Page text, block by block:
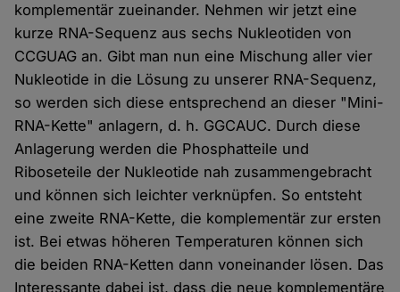
komplementär zueinander. Nehmen wir jetzt eine
kurze RNA-Sequenz aus sechs Nukleotiden von
CCGUAG an. Gibt man nun eine Mischung aller vier
Nukleotide in die Lösung zu unserer RNA-Sequenz,
so werden sich diese entsprechend an dieser "Mini-
RNA-Kette" anlagern, d. h. GGCAUC. Durch diese
Anlagerung werden die Phosphatteile und
Riboseteile der Nukleotide nah zusammengebracht
und können sich leichter verknüpfen. So entsteht
eine zweite RNA-Kette, die komplementär zur ersten
ist. Bei etwas höheren Temperaturen können sich
die beiden RNA-Ketten dann voneinander lösen. Das
Interessante dabei ist, dass die neue komplementäre